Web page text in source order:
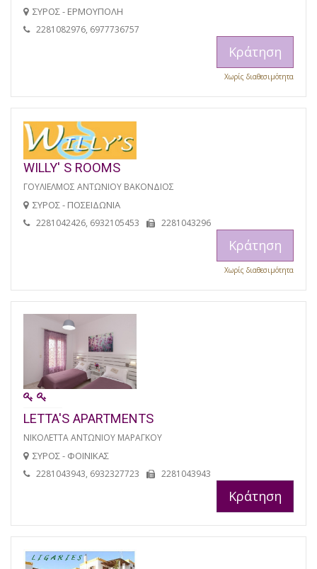
ΣΥΡΟΣ - ΕΡΜΟΥΠΟΛΗ
2281082976, 6977736757
Κράτηση
Χωρίς διαθεσιμότητα
WILLY' S ROOMS
ΓΟΥΛΙΕΛΜΟΣ ΑΝΤΩΝΙΟΥ ΒΑΚΟΝΔΙΟΣ
ΣΥΡΟΣ - ΠΟΣΕΙΔΩΝΙΑ
2281042426, 6932105453 2281043296
Κράτηση
Χωρίς διαθεσιμότητα
LETTA'S APARTMENTS
ΝΙΚΟΛΕΤΤΑ ΑΝΤΩΝΙΟΥ ΜΑΡΑΓΚΟΥ
ΣΥΡΟΣ - ΦΟΙΝΙΚΑΣ
2281043943, 6932327723 2281043943
Κράτηση